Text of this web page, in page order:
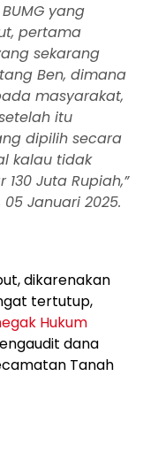
yang
pertama
sekarang
Ben, dimana
masyarakat,
itu
dipilih secara
kalau tidak
Juta Rupiah,”
Januari 2025.
dikarenakan
tertutup,
Hukum
dana
Tanah